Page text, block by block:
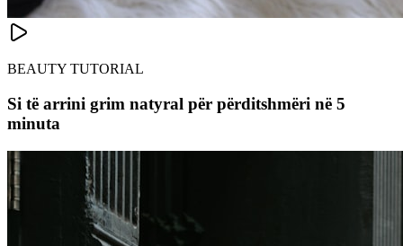
BEAUTY TUTORIAL
Si të arrini grim natyral për përditshmëri në 5
minuta